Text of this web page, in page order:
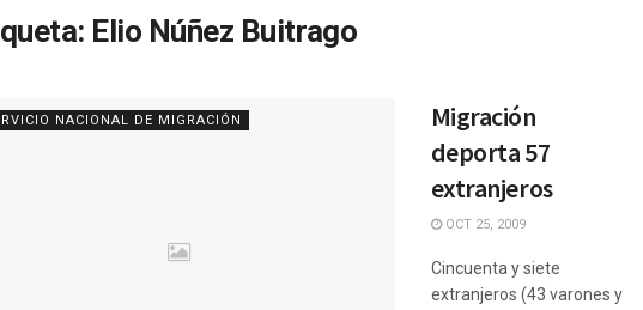
Elio Núñez Buitrago
NACIONAL DE MIGRACIÓN
Migración
deporta 57
extranjeros
OCT 25, 2009
Cincuenta y siete
extranjeros (43 varones y